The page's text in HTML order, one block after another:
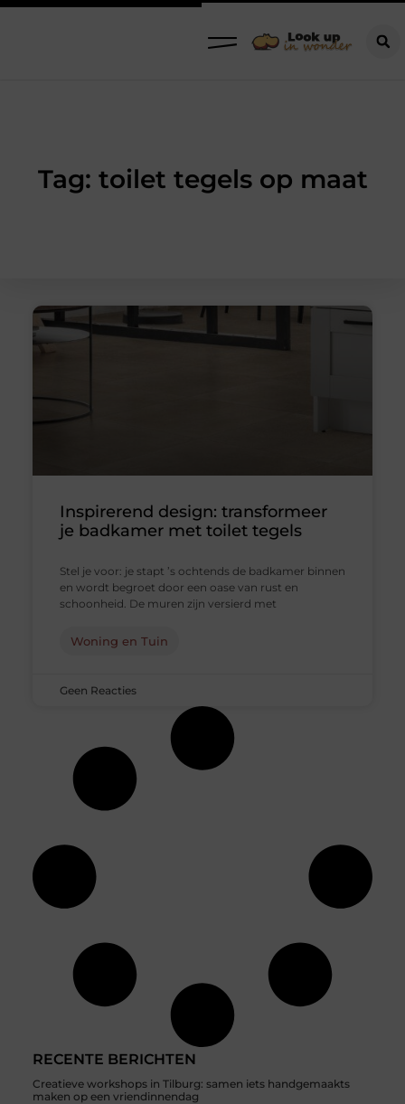
Tag: toilet tegels op maat
RECENTE BERICHTEN
Creatieve workshops in Tilburg: samen iets handgemaakts
maken op een vriendinnendag
Inspirerend design: transformeer
je badkamer met toilet tegels
Stel je voor: je stapt ’s ochtends de badkamer binnen
en wordt begroet door een oase van rust en
schoonheid. De muren zijn versierd met
Woning en Tuin
Geen Reacties